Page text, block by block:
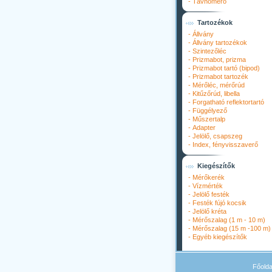
Tartozékok
- Állvány
- Állvány tartozékok
- Szintezőléc
- Prizmabot, prizma
- Prizmabot tartó (bipod)
- Prizmabot tartozék
- Mérőléc, mérőrúd
- Kitűzőrúd, libella
- Forgatható reflektortartó
- Függélyező
- Műszertalp
- Adapter
- Jelölő, csapszeg
- Index, fényvisszaverő
Kiegészítők
- Mérőkerék
- Vízmérték
- Jelölő festék
- Festék fújó kocsik
- Jelölő kréta
- Mérőszalag (1 m - 10 m)
- Mérőszalag (15 m -100 m)
- Egyéb kiegészítők